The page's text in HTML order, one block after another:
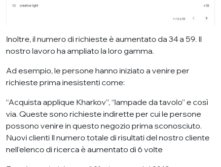
Inoltre, il numero di richieste è aumentato da 34 a 59. Il
nostro lavoro ha ampliato la loro gamma.
Ad esempio, le persone hanno iniziato a venire per
richieste prima inesistenti come:
“Acquista applique Kharkov”, “lampade da tavolo” e così
via. Queste sono richieste indirette per cui le persone
possono venire in questo negozio prima sconosciuto.
Nuovi clienti Il numero totale di risultati del nostro cliente
nell’elenco di ricerca è aumentato di 6 volte